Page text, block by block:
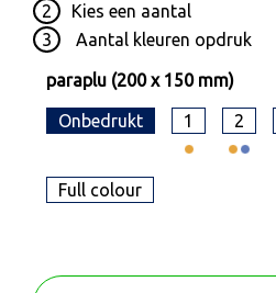
2 Kies een aantal
3
Aantal kleuren opdruk
paraplu (200 x 150 mm)
Onbedrukt 1 2
Full colour